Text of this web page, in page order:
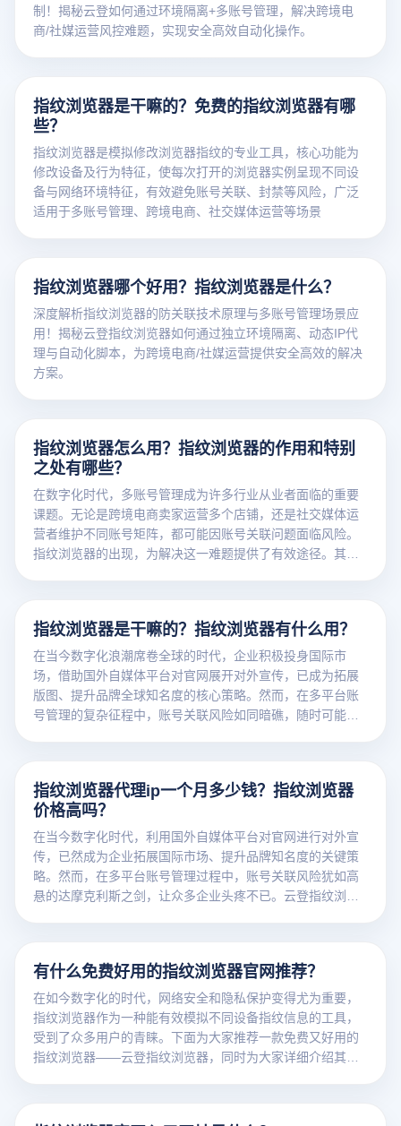
制！揭秘云登如何通过环境隔离+多账号管理，解决跨境电
商/社媒运营风控难题，实现安全高效自动化操作。
指纹浏览器是干嘛的？免费的指纹浏览器有哪
些？
指纹浏览器是模拟修改浏览器指纹的专业工具，核心功能为
修改设备及行为特征，使每次打开的浏览器实例呈现不同设
备与网络环境特征，有效避免账号关联、封禁等风险，广泛
适用于多账号管理、跨境电商、社交媒体运营等场景
指纹浏览器哪个好用？指纹浏览器是什么？
深度解析指纹浏览器的防关联技术原理与多账号管理场景应
用！揭秘云登指纹浏览器如何通过独立环境隔离、动态IP代
理与自动化脚本，为跨境电商/社媒运营提供安全高效的解决
方案。
指纹浏览器怎么用？指纹浏览器的作用和特别
之处有哪些？
在数字化时代，多账号管理成为许多行业从业者面临的重要
课题。无论是跨境电商卖家运营多个店铺，还是社交媒体运
营者维护不同账号矩阵，都可能因账号关联问题面临风险。
指纹浏览器的出现，为解决这一难题提供了有效途径。其
指纹浏览器是干嘛的？指纹浏览器有什么用？
在当今数字化浪潮席卷全球的时代，企业积极投身国际市
场，借助国外自媒体平台对官网展开对外宣传，已成为拓展
版图、提升品牌全球知名度的核心策略。然而，在多平台账
号管理的复杂征程中，账号关联风险如同暗礁，随时可能让
效流畅地推进官网宣传工作。接下来，将为您深入解读指纹
浏览器究竟为何物，以及云登指纹浏览器在官网对外宣传中
能发挥怎样至关重要的作用。
指纹浏览器代理ip一个月多少钱？指纹浏览器
价格高吗？
在当今数字化时代，利用国外自媒体平台对官网进行对外宣
传，已然成为企业拓展国际市场、提升品牌知名度的关键策
略。然而，在多平台账号管理过程中，账号关联风险犹如高
悬的达摩克利斯之剑，让众多企业头疼不已。云登指纹浏览
的费用以及指纹浏览器本身价格是否高昂，下面将为您详细
介绍。
有什么免费好用的指纹浏览器官网推荐？
在如今数字化的时代，网络安全和隐私保护变得尤为重要，
指纹浏览器作为一种能有效模拟不同设备指纹信息的工具，
受到了众多用户的青睐。下面为大家推荐一款免费又好用的
指纹浏览器——云登指纹浏览器，同时为大家详细介绍其官